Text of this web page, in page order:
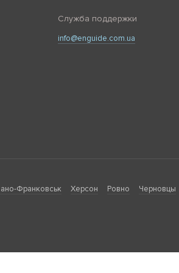
Служба поддержки
info@enguide.com.ua
Франковськ Херсон Ровно Черновцы